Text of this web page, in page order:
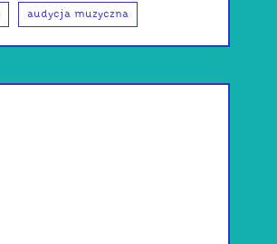
audycja muzyczna